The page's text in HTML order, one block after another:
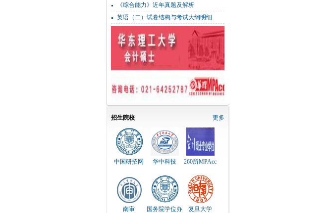
《综合能力》近年真题及解析
英语（二）试卷结构与考试大纲明细
更多
招生院校
中国研招网 华中科技 260所MPAcc
南审 国务院学位办 复旦大学